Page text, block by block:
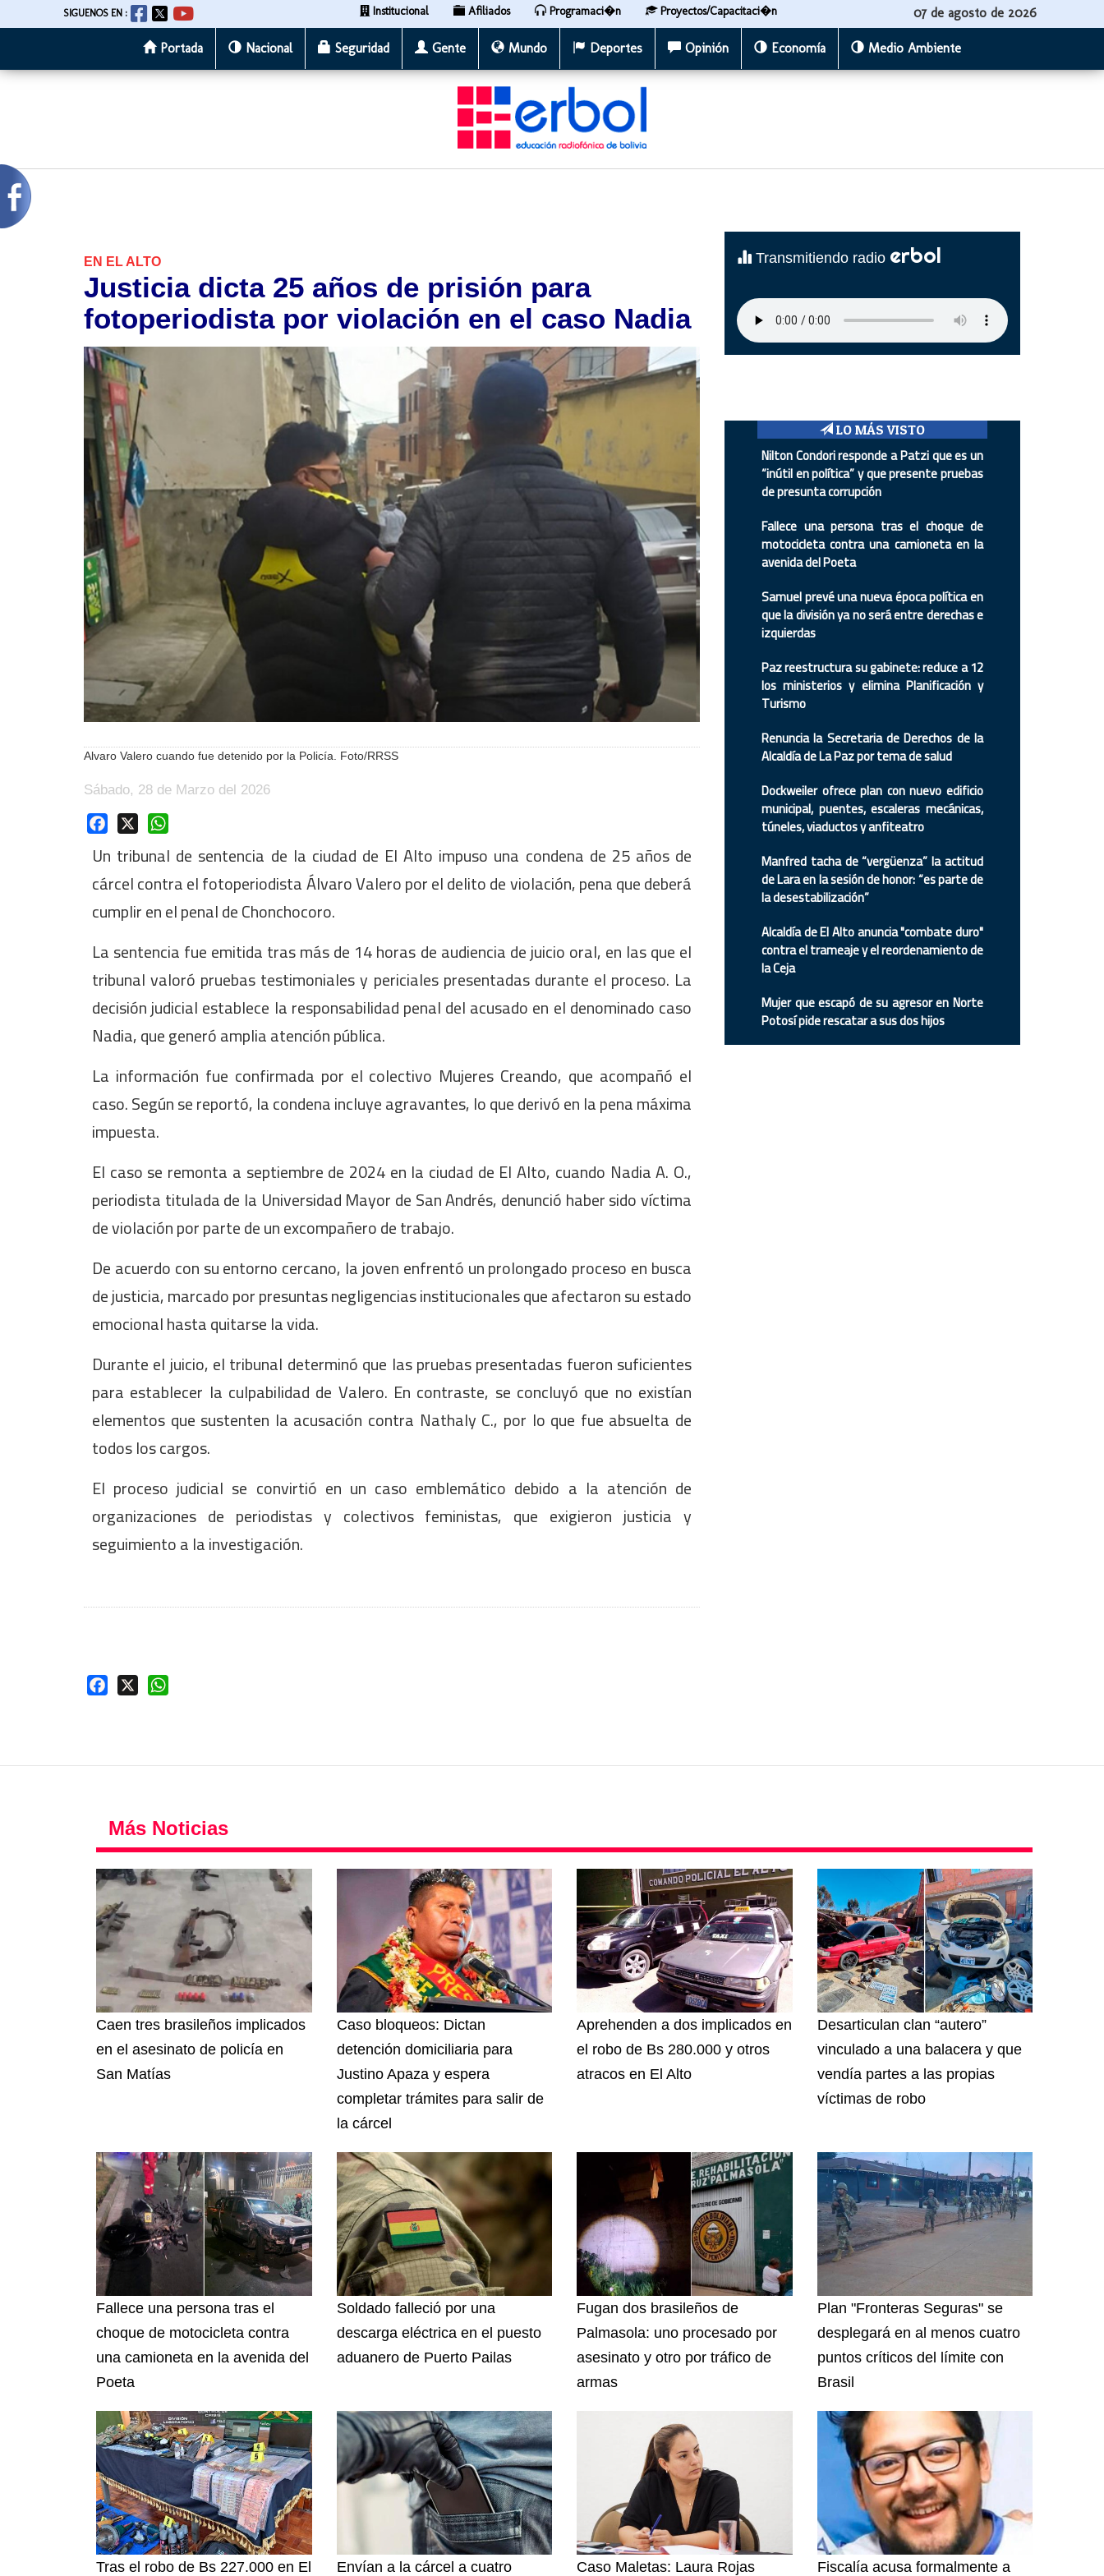
al
SIGUENOS EN : Institucional Afiliados Programaci�n Proyectos/Capacitaci�n 07 de agosto de 2026
Portada Nacional Seguridad Gente Mundo Deportes Opinión Economía Medio Ambiente
EN EL ALTO
Justicia dicta 25 años de prisión para
fotoperiodista por violación en el caso Nadia
Alvaro Valero cuando fue detenido por la Policía. Foto/RRSS
Sábado, 28 de Marzo del 2026
Facebook
Un tribunal de sentencia de la ciudad de El Alto impuso una condena de 25 años de
cárcel contra el fotoperiodista Álvaro Valero por el delito de violación, pena que deberá
cumplir en el penal de Chonchocoro.
La sentencia fue emitida tras más de 14 horas de audiencia de juicio oral, en las que el
tribunal valoró pruebas testimoniales y periciales presentadas durante el proceso. La
decisión judicial establece la responsabilidad penal del acusado en el denominado caso
Nadia, que generó amplia atención pública.
La información fue confirmada por el colectivo Mujeres Creando, que acompañó el
caso. Según se reportó, la condena incluye agravantes, lo que derivó en la pena máxima
impuesta.
El caso se remonta a septiembre de 2024 en la ciudad de El Alto, cuando Nadia A. O.,
periodista titulada de la Universidad Mayor de San Andrés, denunció haber sido víctima
de violación por parte de un excompañero de trabajo.
De acuerdo con su entorno cercano, la joven enfrentó un prolongado proceso en busca
de justicia, marcado por presuntas negligencias institucionales que afectaron su estado
emocional hasta quitarse la vida.
Durante el juicio, el tribunal determinó que las pruebas presentadas fueron suficientes
para establecer la culpabilidad de Valero. En contraste, se concluyó que no existían
elementos que sustenten la acusación contra Nathaly C., por lo que fue absuelta de
todos los cargos.
El proceso judicial se convirtió en un caso emblemático debido a la atención de
organizaciones de periodistas y colectivos feministas, que exigieron justicia y
seguimiento a la investigación.
Facebook
Transmitiendo radio erbol
LO MÁS VISTO
Nilton Condori responde a Patzi que es un
“inútil en política” y que presente pruebas
de presunta corrupción
Fallece una persona tras el choque de
motocicleta contra una camioneta en la
avenida del Poeta
Samuel prevé una nueva época política en
que la división ya no será entre derechas e
izquierdas
Paz reestructura su gabinete: reduce a 12
los ministerios y elimina Planificación y
Turismo
Renuncia la Secretaria de Derechos de la
Alcaldía de La Paz por tema de salud
Dockweiler ofrece plan con nuevo edificio
municipal, puentes, escaleras mecánicas,
túneles, viaductos y anfiteatro
Manfred tacha de “vergüenza” la actitud
de Lara en la sesión de honor: “es parte de
la desestabilización”
Alcaldía de El Alto anuncia "combate duro"
contra el trameaje y el reordenamiento de
la Ceja
Mujer que escapó de su agresor en Norte
Potosí pide rescatar a sus dos hijos
Más Noticias
Caen tres brasileños implicados
en el asesinato de policía en
San Matías
Caso bloqueos: Dictan
detención domiciliaria para
Justino Apaza y espera
completar trámites para salir de
la cárcel
Aprehenden a dos implicados en
el robo de Bs 280.000 y otros
atracos en El Alto
Desarticulan clan “autero”
vinculado a una balacera y que
vendía partes a las propias
víctimas de robo
Fallece una persona tras el
choque de motocicleta contra
una camioneta en la avenida del
Poeta
Soldado falleció por una
descarga eléctrica en el puesto
aduanero de Puerto Pailas
Fugan dos brasileños de
Palmasola: uno procesado por
asesinato y otro por tráfico de
armas
Plan "Fronteras Seguras" se
desplegará en al menos cuatro
puntos críticos del límite con
Brasil
Tras el robo de Bs 227.000 en El Envían a la cárcel a cuatro Caso Maletas: Laura Rojas Fiscalía acusa formalmente a